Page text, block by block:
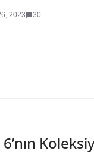
2023 30